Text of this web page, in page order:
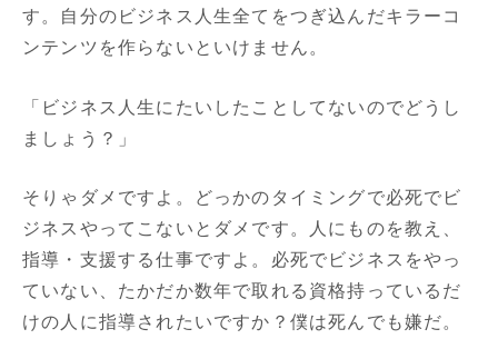
す。自分のビジネス人生全てをつぎ込んだキラーコ
ンテンツを作らないといけません。
「ビジネス人生にたいしたことしてないのでどうし
ましょう？」
そりゃダメですよ。どっかのタイミングで必死でビ
ジネスやってこないとダメです。人にものを教え、
指導・支援する仕事ですよ。必死でビジネスをやっ
ていない、たかだか数年で取れる資格持っているだ
けの人に指導されたいですか？僕は死んでも嫌だ。